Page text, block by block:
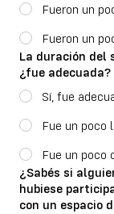
Fueron un
Fueron un
La duración del
¿fue adecuada?
Sí, fue
Fue un poco
Fue un poco
¿Sabés si
hubiese
con un espacio